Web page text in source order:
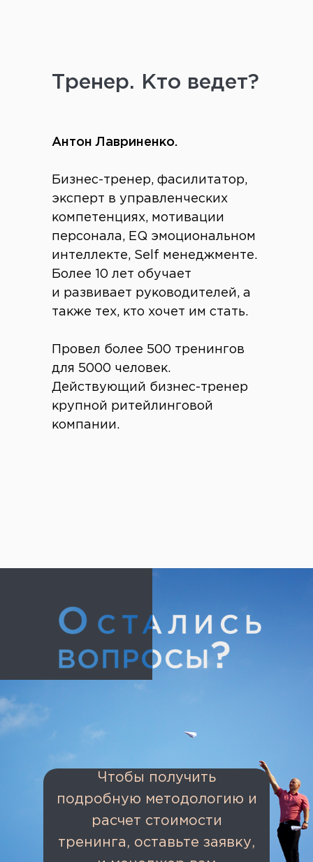
Тренер. Кто ведет?
Антон Лавриненко.
Бизнес-тренер, фасилитатор,
эксперт в управленческих
компетенциях, мотивации
персонала, EQ эмоциональном
интеллекте, Self менеджменте.
Более 10 лет обучает
и развивает руководителей, а
также тех, кто хочет им стать.
Провел более 500 тренингов
для 5000 человек.
Действующий бизнес-тренер
крупной ритейлинговой
компании.
Чтобы получить
подробную методологию и
расчет стоимости
тренинга, оставьте заявку,